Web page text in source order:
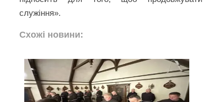
служіння».
Схожі новини: